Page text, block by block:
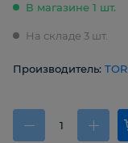
В магазине 1 шт.
На складе 3 шт.
Производитель: TOR